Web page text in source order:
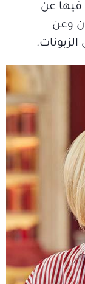
فيها عن
وعن